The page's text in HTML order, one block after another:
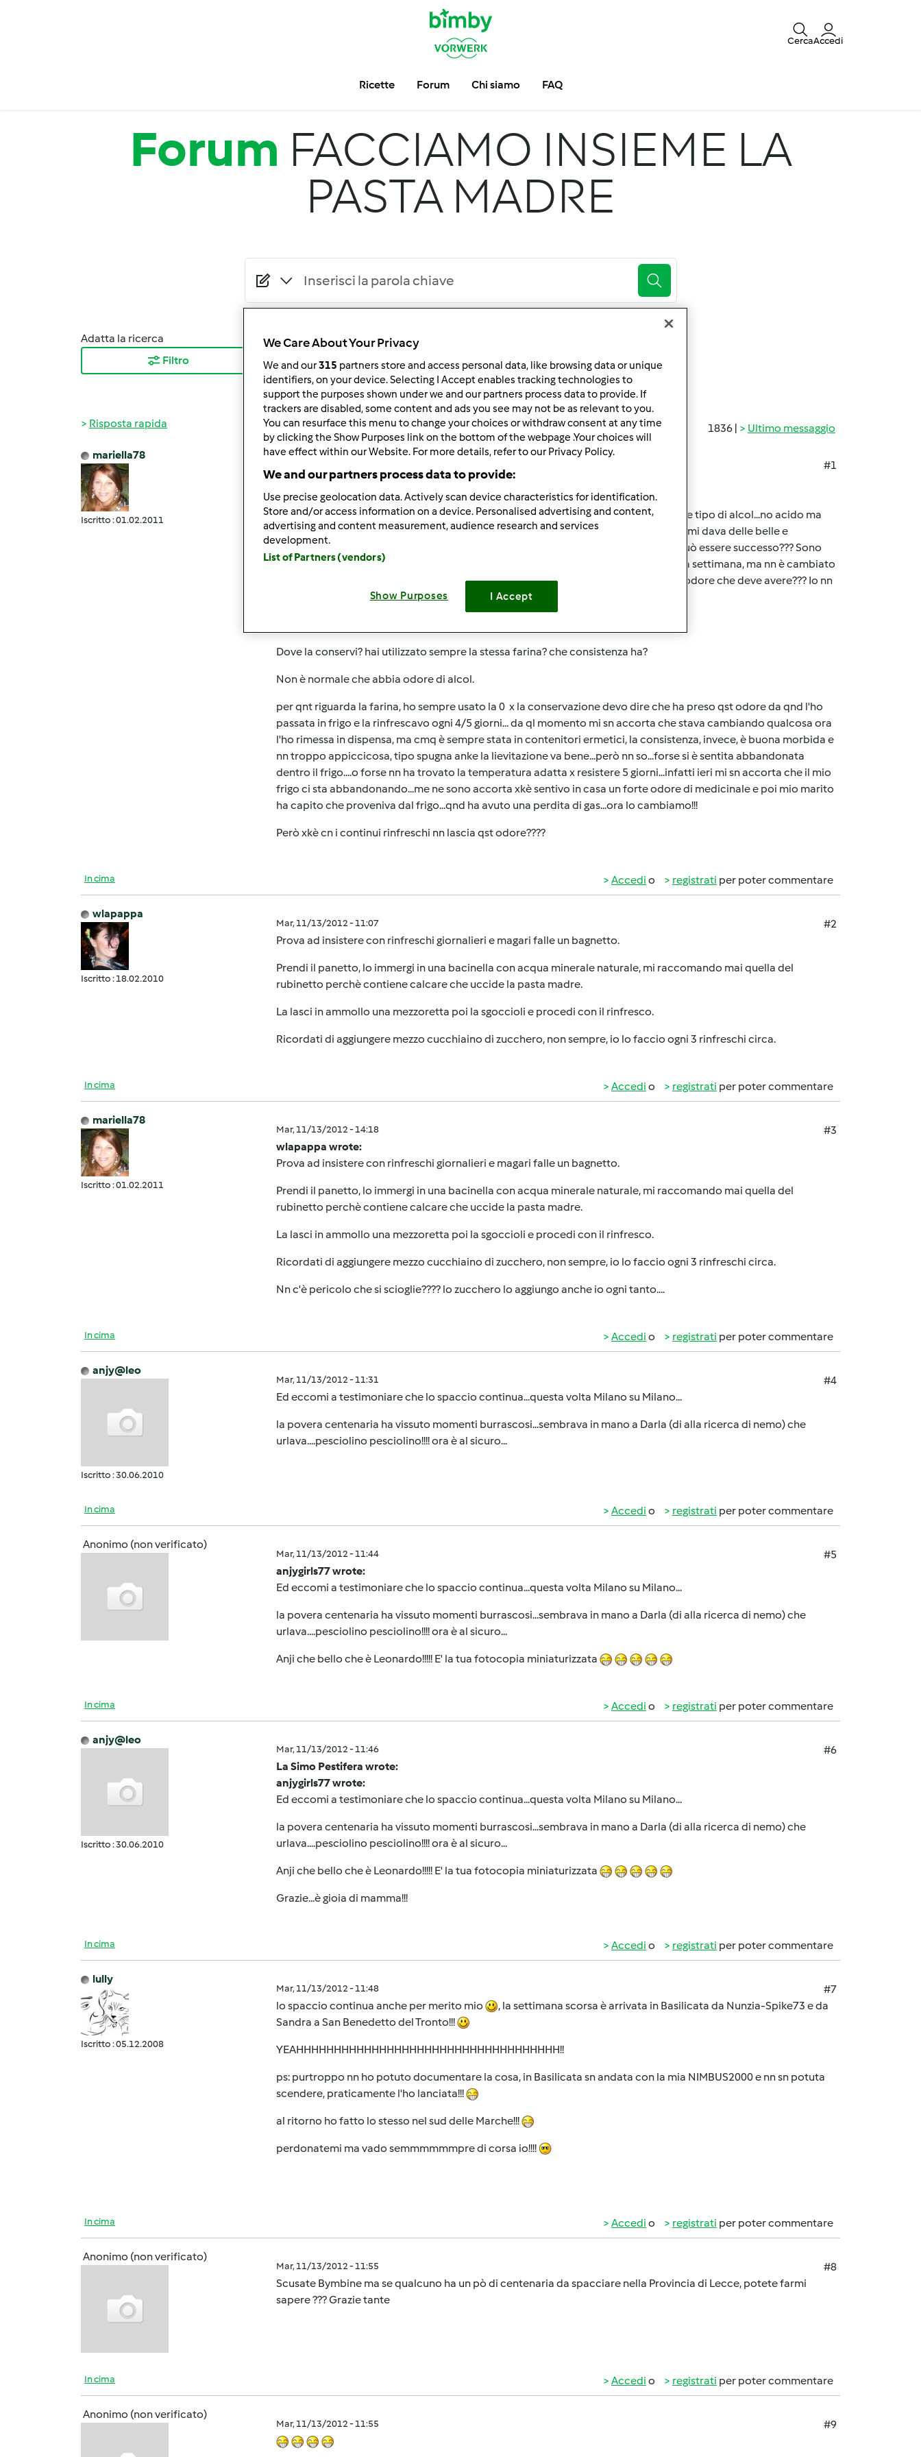
CercaAccedi
Ricette Forum Chi siamo FAQ
Forum FACCIAMO INSIEME LA
PASTA MADRE
Adatta la ricerca
Filtro
Ordina per:
I risultati più recenti
10
1836 | Ultimo messaggio
Risposta rapida
mariella78
Iscritto : 01.02.2011
#1
wlapappa wrote:
mariella78 wrote:
Bimbyne, help meeee....la mia p.m è da un po di tempo che ha iniziato a fare un odore tipo di alcol...no acido ma
proprio alcol, ne ho dovuta buttare un bel po...visto che già ne tenevo circa 600 gr. e mi dava delle belle e
soprattutto buone soddisfazioni...non capisco il perchè...prm era inodore....ora cs può essere successo??? Sono
tornata a tenerne 100 gr. solo x il rinfresco, che sto facendo ogni giorno, da circa una settimana, ma nn è cambiato
proprio nulla....ha sempre lo stesso odore....ora stamattina ho pensato...ma è forse l'odore che deve avere??? Io nn
ho avuto più il coraggio di usarla qnd nn so se si sente anche nel sapore....
Dove la conservi? hai utilizzato sempre la stessa farina? che consistenza ha?
Non è normale che abbia odore di alcol.
per qnt riguarda la farina, ho sempre usato la 0 x la conservazione devo dire che ha preso qst odore da qnd l'ho
passata in frigo e la rinfrescavo ogni 4/5 giorni... da ql momento mi sn accorta che stava cambiando qualcosa ora
l'ho rimessa in dispensa, ma cmq è sempre stata in contenitori ermetici, la consistenza, invece, è buona morbida e
nn troppo appiccicosa, tipo spugna anke la lievitazione va bene...però nn so...forse si è sentita abbandonata
dentro il frigo....o forse nn ha trovato la temperatura adatta x resistere 5 giorni...infatti ieri mi sn accorta che il mio
frigo ci sta abbandonando...me ne sono accorta xkè sentivo in casa un forte odore di medicinale e poi mio marito
ha capito che proveniva dal frigo...qnd ha avuto una perdita di gas...ora lo cambiamo!!!
Però xkè cn i continui rinfreschi nn lascia qst odore????
In cima Accedi o registrati per poter commentare
wlapappa
Iscritto : 18.02.2010
Mar, 11/13/2012 - 11:07
#2
Prova ad insistere con rinfreschi giornalieri e magari falle un bagnetto.
Prendi il panetto, lo immergi in una bacinella con acqua minerale naturale, mi raccomando mai quella del
rubinetto perchè contiene calcare che uccide la pasta madre.
La lasci in ammollo una mezzoretta poi la sgoccioli e procedi con il rinfresco.
Ricordati di aggiungere mezzo cucchiaino di zucchero, non sempre, io lo faccio ogni 3 rinfreschi circa.
In cima Accedi o registrati per poter commentare
mariella78
Iscritto : 01.02.2011
Mar, 11/13/2012 - 14:18
#3
wlapappa wrote:
Prova ad insistere con rinfreschi giornalieri e magari falle un bagnetto.
Prendi il panetto, lo immergi in una bacinella con acqua minerale naturale, mi raccomando mai quella del
rubinetto perchè contiene calcare che uccide la pasta madre.
La lasci in ammollo una mezzoretta poi la sgoccioli e procedi con il rinfresco.
Ricordati di aggiungere mezzo cucchiaino di zucchero, non sempre, io lo faccio ogni 3 rinfreschi circa.
Nn c'è pericolo che si scioglie???? lo zucchero lo aggiungo anche io ogni tanto....
In cima Accedi o registrati per poter commentare
anjy@leo
Iscritto : 30.06.2010
Mar, 11/13/2012 - 11:31
#4
Ed eccomi a testimoniare che lo spaccio continua...questa volta Milano su Milano...
la povera centenaria ha vissuto momenti burrascosi...sembrava in mano a Darla (di alla ricerca di nemo) che
urlava....pesciolino pesciolino!!!! ora è al sicuro...
In cima Accedi o registrati per poter commentare
Anonimo (non verificato)
Mar, 11/13/2012 - 11:44
#5
anjygirls77 wrote:
Ed eccomi a testimoniare che lo spaccio continua...questa volta Milano su Milano...
la povera centenaria ha vissuto momenti burrascosi...sembrava in mano a Darla (di alla ricerca di nemo) che
urlava....pesciolino pesciolino!!!! ora è al sicuro...
Anji che bello che è Leonardo!!!!! E' la tua fotocopia miniaturizzata
In cima Accedi o registrati per poter commentare
anjy@leo
Iscritto : 30.06.2010
Mar, 11/13/2012 - 11:46
#6
La Simo Pestifera wrote:
anjygirls77 wrote:
Ed eccomi a testimoniare che lo spaccio continua...questa volta Milano su Milano...
la povera centenaria ha vissuto momenti burrascosi...sembrava in mano a Darla (di alla ricerca di nemo) che
urlava....pesciolino pesciolino!!!! ora è al sicuro...
Anji che bello che è Leonardo!!!!! E' la tua fotocopia miniaturizzata
Grazie...è gioia di mamma!!!
In cima Accedi o registrati per poter commentare
lully
Iscritto : 05.12.2008
Mar, 11/13/2012 - 11:48
#7
lo spaccio continua anche per merito mio
, la settimana scorsa è arrivata in Basilicata da Nunzia-Spike73 e da
Sandra a San Benedetto del Tronto!!!
YEAHHHHHHHHHHHHHHHHHHHHHHHHHHHHHHHHHHH!!
ps: purtroppo nn ho potuto documentare la cosa, in Basilicata sn andata con la mia NIMBUS2000 e nn sn potuta
scendere, praticamente l'ho lanciata!!!
al ritorno ho fatto lo stesso nel sud delle Marche!!!
perdonatemi ma vado semmmmmmpre di corsa io!!!!
In cima Accedi o registrati per poter commentare
Anonimo (non verificato)
Mar, 11/13/2012 - 11:55
#8
Scusate Bymbine ma se qualcuno ha un pò di centenaria da spacciare nella Provincia di Lecce, potete farmi
sapere ??? Grazie tante
In cima Accedi o registrati per poter commentare
Anonimo (non verificato)
Mar, 11/13/2012 - 11:55 #9
We Care About Your Privacy
We and our315 partners store and access personal data, like browsing data or unique
identifiers, on your device. Selecting I Accept enables tracking technologies to
support the purposes shown under we and our partners process data to provide. If
trackers are disabled, some content and ads you see may not be as relevant to you.
You can resurface this menu to change your choices or withdraw consent at any time
by clicking the Show Purposes link on the bottom of the webpage .Your choices will
have effect within our Website. For more details, refer to our Privacy Policy.
We and our partners process data to provide:
Use precise geolocation data. Actively scan device characteristics for identification.
Store and/or access information on a device. Personalised advertising and content,
advertising and content measurement, audience research and services
development.
List of Partners (vendors)
Show Purposes I Accept